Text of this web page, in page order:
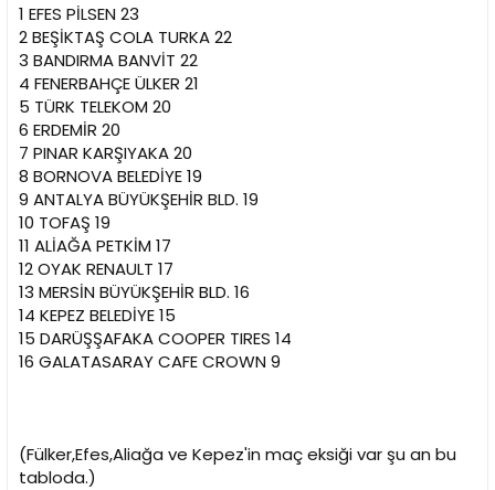
1 EFES PİLSEN 23
2 BEŞİKTAŞ COLA TURKA 22
3 BANDIRMA BANVİT 22
4 FENERBAHÇE ÜLKER 21
5 TÜRK TELEKOM 20
6 ERDEMİR 20
7 PINAR KARŞIYAKA 20
8 BORNOVA BELEDİYE 19
9 ANTALYA BÜYÜKŞEHİR BLD. 19
10 TOFAŞ 19
11 ALİAĞA PETKİM 17
12 OYAK RENAULT 17
13 MERSİN BÜYÜKŞEHİR BLD. 16
14 KEPEZ BELEDİYE 15
15 DARÜŞŞAFAKA COOPER TIRES 14
16 GALATASARAY CAFE CROWN 9
(Fülker,Efes,Aliağa ve Kepez'in maç eksiği var şu an bu
tabloda.)